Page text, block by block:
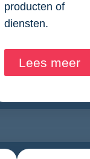
producten of
diensten.
Lees meer